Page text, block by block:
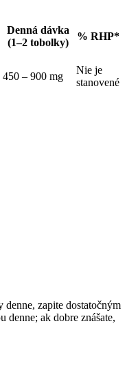
Denná dávka
(1–2 tobolky)
% RHP*
450 – 900 mg
Nie je
stanovené
denne, zapite dostatočným
denne; ak dobre znášate,